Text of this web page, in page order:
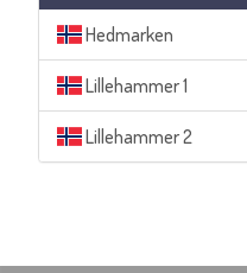
Hedmarken
Lillehammer 1
Lillehammer 2